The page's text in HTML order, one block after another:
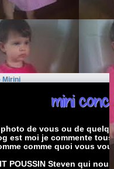
Mirini
mini
de vous ou de
est moi je commente
comme quoi vous
POUSSIN Steven qui